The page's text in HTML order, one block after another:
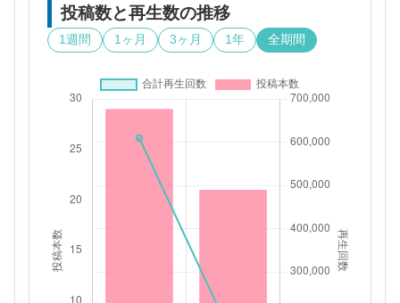
投稿数と再生数の推移
1週間 1ヶ月 3ヶ月 1年 全期間